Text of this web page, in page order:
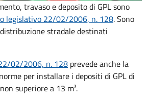
travaso e deposito di GPL sono
legislativo 22/02/2006, n. 128. Sono
stradale destinati
02/2006, n. 128 prevede anche la
per installare i depositi di GPL di
superiore a 13 m³.